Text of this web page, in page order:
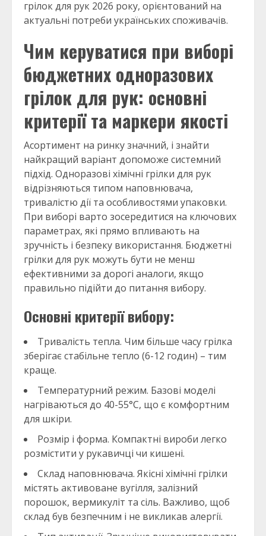
грілок для рук 2026 року, орієнтований на
актуальні потреби українських споживачів.
Чим керуватися при виборі
бюджетних одноразових
грілок для рук: основні
критерії та маркери якості
Асортимент на ринку значний, і знайти
найкращий варіант допоможе системний
підхід. Одноразові хімічні грілки для рук
відрізняються типом наповнювача,
тривалістю дії та особливостями упаковки.
При виборі варто зосередитися на ключових
параметрах, які прямо впливають на
зручність і безпеку використання. Бюджетні
грілки для рук можуть бути не менш
ефективними за дорогі аналоги, якщо
правильно підійти до питання вибору.
Основні критерії вибору:
Тривалість тепла. Чим більше часу грілка
зберігає стабільне тепло (6-12 годин) – тим
краще.
Температурний режим. Базові моделі
нагріваються до 40-55°C, що є комфортним
для шкіри.
Розмір і форма. Компактні вироби легко
розмістити у рукавичці чи кишені.
Склад наповнювача. Якісні хімічні грілки
містять активоване вугілля, залізний
порошок, вермикуліт та сіль. Важливо, щоб
склад був безпечним і не викликав алергії.